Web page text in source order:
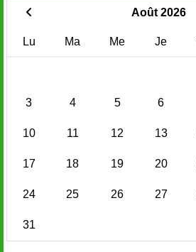
Août 2026
Lu Ma Me Je
3 4 5 6
10 11 12 13
17 18 19 20
24 25 26 27
31